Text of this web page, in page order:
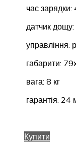
час зарядки:
датчик
управління:
габарити:
вага: 8 кг
гарантія: 24
Купити